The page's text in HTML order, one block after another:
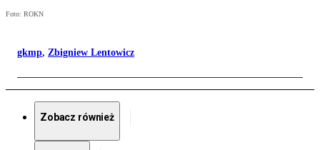
Foto: ROKN
gkmp, Zbigniew Lentowicz
Zobacz również